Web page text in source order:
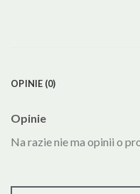
OPINIE (0)
Opinie
Na razie nie ma opinii o